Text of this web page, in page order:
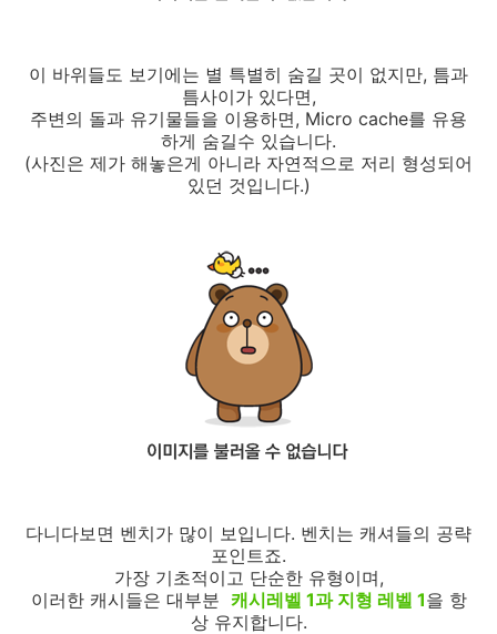
이 바위들도 보기에는 별 특별히 숨길 곳이 없지만, 틈과
틈사이가 있다면,
주변의 돌과 유기물들을 이용하면, Micro cache를 유용
하게 숨길수 있습니다.
(사진은 제가 해놓은게 아니라 자연적으로 저리 형성되어
있던 것입니다.)
다니다보면 벤치가 많이 보입니다. 벤치는 캐셔들의 공략
포인트죠.
가장 기초적이고 단순한 유형이며,
이러한 캐시들은 대부분 캐시레벨 1과 지형 레벨 1을 항
상 유지합니다.